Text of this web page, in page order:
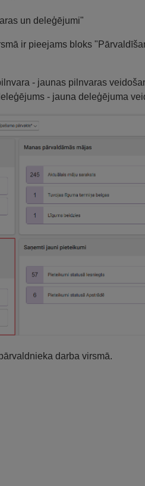
un deleģējumi"
ir pieejams bloks
- jaunas pilnvaras
- jauna deleģējuma
darba virsmā.